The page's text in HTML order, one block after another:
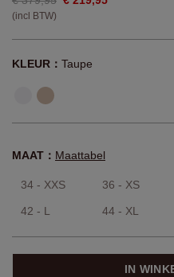
(incl BTW)
KLEUR： Taupe
MAAT： Maattabel
34 - XXS 36 - XS
42 - L 44 - XL
IN